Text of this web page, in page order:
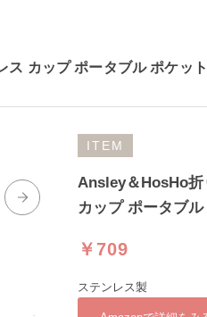
カップ ポータブル ポケッ
ITEM
Ansley＆HosHo折
カップ ポータブ
￥709
ステンレス製